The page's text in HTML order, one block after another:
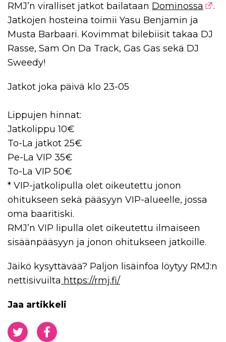
RMJ’n viralliset jatkot bailataan Dominossa
.
Jatkojen hosteina toimii Yasu Benjamin ja
Musta Barbaari. Kovimmat bilebiisit takaa DJ
Rasse, Sam On Da Track, Gas Gas sekä DJ
Sweedy!
Jatkot joka päivä klo 23-05
Lippujen hinnat:
Jatkolippu 10€
To-La jatkot 25€
Pe-La VIP 35€
To-La VIP 50€
* VIP-jatkolipulla olet oikeutettu jonon
ohitukseen sekä pääsyyn VIP-alueelle, jossa
oma baaritiski.
RMJ’n VIP lipulla olet oikeutettu ilmaiseen
sisäänpääsyyn ja jonon ohitukseen jatkoille.
Jäikö kysyttävää? Paljon lisäinfoa löytyy RMJ:n
nettisivuilta https://rmj.fi/
Jaa artikkeli
Jaa Twitterissä
Jaa Facebookissa